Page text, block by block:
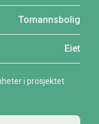
Tomannsbolig
Eiet
i prosjektet